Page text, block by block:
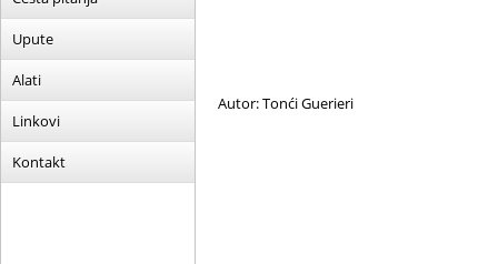
Upute
Alati
Linkovi
Kontakt
Autor: Tonći Guerieri